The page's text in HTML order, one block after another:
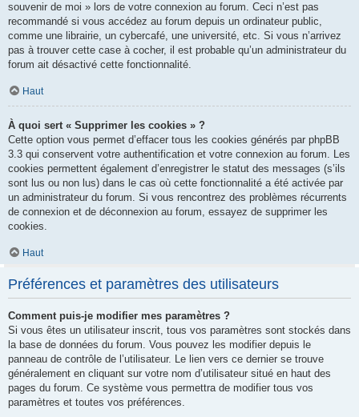
souvenir de moi » lors de votre connexion au forum. Ceci n’est pas
recommandé si vous accédez au forum depuis un ordinateur public,
comme une librairie, un cybercafé, une université, etc. Si vous n’arrivez
pas à trouver cette case à cocher, il est probable qu’un administrateur du
forum ait désactivé cette fonctionnalité.
Haut
À quoi sert « Supprimer les cookies » ?
Cette option vous permet d’effacer tous les cookies générés par phpBB
3.3 qui conservent votre authentification et votre connexion au forum. Les
cookies permettent également d’enregistrer le statut des messages (s’ils
sont lus ou non lus) dans le cas où cette fonctionnalité a été activée par
un administrateur du forum. Si vous rencontrez des problèmes récurrents
de connexion et de déconnexion au forum, essayez de supprimer les
cookies.
Haut
Préférences et paramètres des utilisateurs
Comment puis-je modifier mes paramètres ?
Si vous êtes un utilisateur inscrit, tous vos paramètres sont stockés dans
la base de données du forum. Vous pouvez les modifier depuis le
panneau de contrôle de l’utilisateur. Le lien vers ce dernier se trouve
généralement en cliquant sur votre nom d’utilisateur situé en haut des
pages du forum. Ce système vous permettra de modifier tous vos
paramètres et toutes vos préférences.